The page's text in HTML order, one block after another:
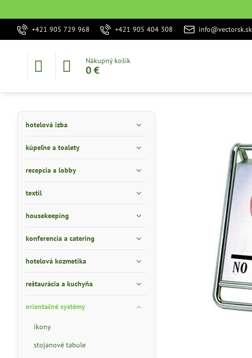
+421 905 729 968 +421 905 404 308 info@vectorsk.sk
Nákupný košík
0 €
hotelová izba
kúpeľne a toalety
recepcia a lobby
textil
housekeeping
konferencia a catering
hotelová kozmetika
reštaurácia a kuchyňa
orientačné systémy
ikony
stojanové tabule